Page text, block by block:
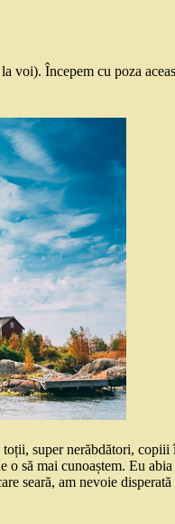
voi). Începem cu poza
super nerăbdători, copiii
să mai cunoaștem. Eu abia
seară, am nevoie disperată